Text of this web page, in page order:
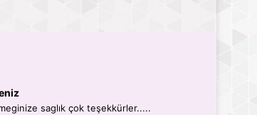
saglık çok teşekkürler.....